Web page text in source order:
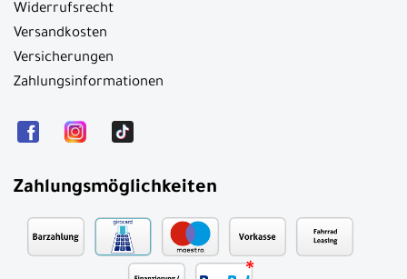
Widerrufsrecht
Versandkosten
Versicherungen
Zahlungsinformationen
Zahlungsmöglichkeiten